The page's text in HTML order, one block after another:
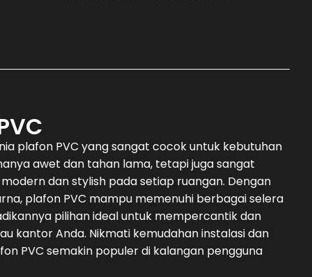
plafon PVC yang sangat cocok untuk kebutuhan
awet dan tahan lama, tetapi juga sangat
dan stylish pada setiap ruangan. Dengan
plafon PVC mampu memenuhi berbagai selera
pilihan ideal untuk mempercantik dan
kantor Anda. Nikmati kemudahan instalasi dan
PVC semakin populer di kalangan pengguna